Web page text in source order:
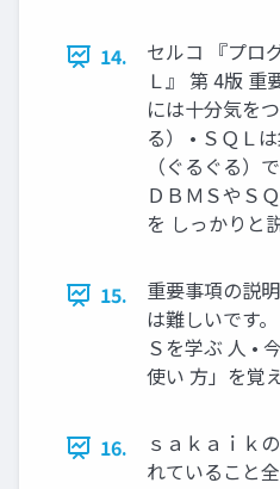
14.
セルコ 『プロ
Ｌ』 第 4版 重
には十分気を
る） • ＳＱＬ
（ぐるぐる）
ＤＢＭＳやＳ
を しっかりと
15.
重要事項の説
は難しいです
Ｓを学ぶ 人 •
使い 方」を覚
16.
ｓａｋａｉｋ
れていること